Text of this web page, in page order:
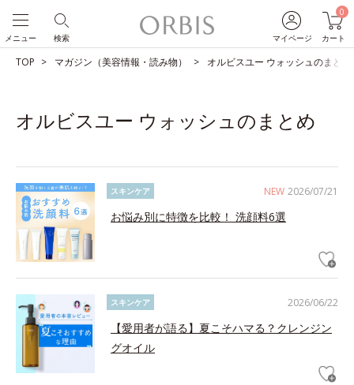
マイページ
0
カート
検索
メニュー
TOP マガジン（美容情報・読み物） オルビスユー ウォッシュのまとめ
オルビスユー ウォッシュのまとめ
NEW 2026/07/21
スキンケア
お悩み別に特徴を比較！ 洗顔料6選
2026/06/22
スキンケア
【愛用者が語る】夏こそハマる？クレンジン
グオイル